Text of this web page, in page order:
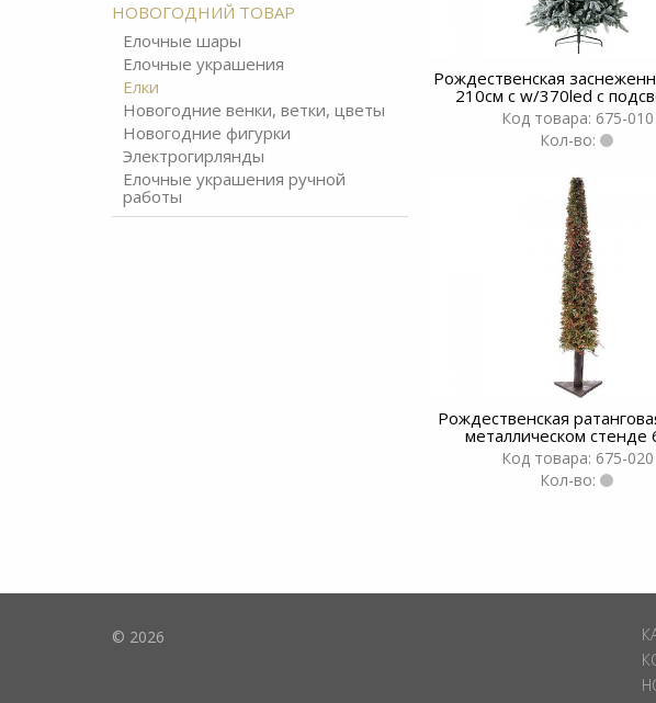
НОВОГОДНИЙ ТОВАР
Елочные шары
Елочные украшения
Елки
Новогодние венки, ветки, цветы
Новогодние фигурки
Электрогирлянды
Елочные украшения ручной
работы
Рождественская
210см с w/370led с
Код товара: 675-010
Кол-во:
Рождественская
металлическом стенде
Код товара: 675-020
Кол-во:
© 2026